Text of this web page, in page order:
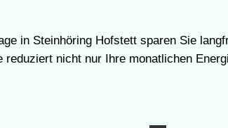
in Steinhöring Hofstett sparen Sie
reduziert nicht nur Ihre monatlichen